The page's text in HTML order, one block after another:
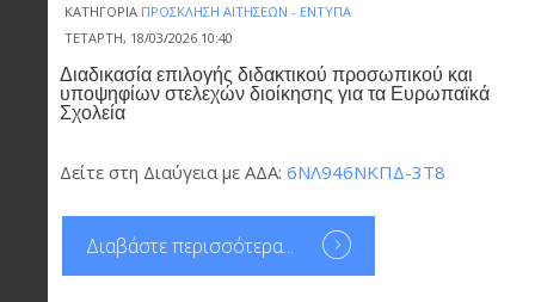
ΚΑΤΗΓΟΡΊΑ ΠΡΌΣΚΛΗΣΗ ΑΙΤΉΣΕΩΝ - ΈΝΤΥΠΑ
ΤΕΤΆΡΤΗ, 18/03/2026 10:40
Διαδικασία επιλογής διδακτικού προσωπικού και
υποψηφίων στελεχών διοίκησης για τα Ευρωπαϊκά
Σχολεία
Δείτε στη Διαύγεια με ΑΔΑ: 6ΝΛ946ΝΚΠΔ-3Τ8
Διαβάστε περισσότερα...